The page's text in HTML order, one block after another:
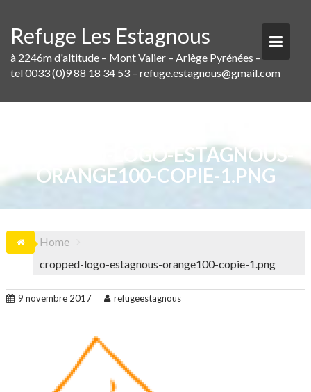
content
Refuge Les Estagnous
à 2246m d'altitude – Mont Valier – Ariège Pyrénées –
tel 0033 (0)9 88 18 34 53 – refuge.estagnous@gmail.com
CROPPED-LOGO-ESTAGNOUS-
ORANGE100-COPIE-1.PNG
Home
cropped-logo-estagnous-orange100-copie-1.png
9 novembre 2017 refugeestagnous